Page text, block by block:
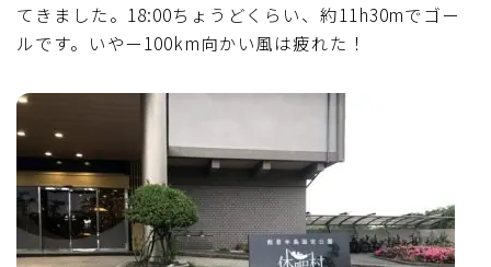
てきました。18:00ちょうどくらい、約11h30mでゴー
ルです。いやー100km向かい風は疲れた！